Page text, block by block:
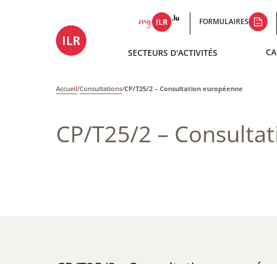
FORMULAIRES
SECTEURS D'ACTIVITÉS
Accueil/Consultations/CP/T25/2 – Consultation européenne
CP/T25/2 –